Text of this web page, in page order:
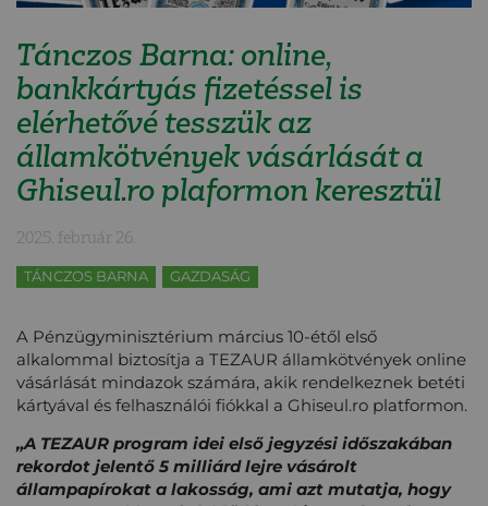
Tánczos Barna: online,
bankkártyás fizetéssel is
elérhetővé tesszük az
államkötvények vásárlását a
Ghiseul.ro plaformon keresztül
2025. február 26.
TÁNCZOS BARNA GAZDASÁG
A Pénzügyminisztérium március 10-étől első
alkalommal biztosítja a TEZAUR államkötvények online
vásárlását mindazok számára, akik rendelkeznek betéti
kártyával és felhasználói fiókkal a Ghiseul.ro platformon.
„A TEZAUR program idei első jegyzési időszakában
rekordot jelentő 5 milliárd lejre vásárolt
állampapírokat a lakosság, ami azt mutatja, hogy